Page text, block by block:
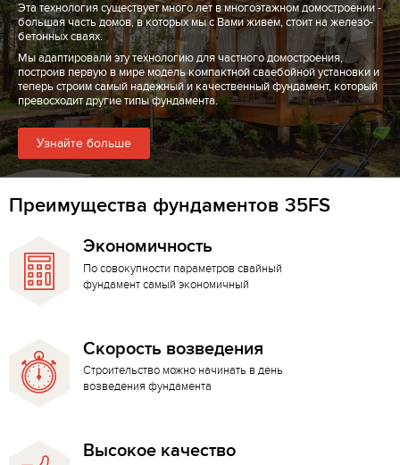
Эта технология существует много лет в многоэтажном домостроении -
большая часть домов, в которых мы с Вами живем, стоит на железо-
бетонных сваях.
Мы адаптировали эту технологию для частного домостроения,
построив первую в мире модель компактной сваебойной установки и
теперь строим самый надежный и качественный фундамент, который
превосходит другие типы фундамента.
Узнайте больше
Преимущества фундаментов 35FS
Экономичность
По совокупности параметров свайный
фундамент самый экономичный
Скорость возведения
Строительство можно начинать в день
возведения фундамента
Высокое качество